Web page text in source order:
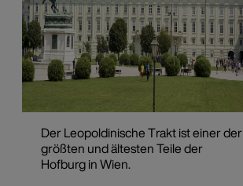
Der Leopoldinische Trakt ist einer der
größten und ältesten Teile der
Hofburg in Wien.